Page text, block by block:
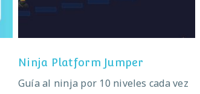
Ninja Platform Jumper
Guía al ninja por 10 niveles cada vez